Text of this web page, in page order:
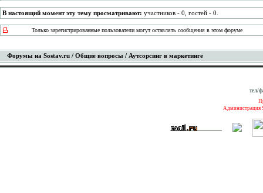
В настоящий момент эту тему просматривают: участников - 0, гостей - 0.
Только зарегистрированные пользователи могут оставлять сообщения в этом форуме
Форумы на Sostav.ru / Общие вопросы / Аутсорсинг в маркетинге
тел/
Администрация